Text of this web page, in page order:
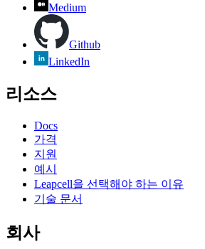
Medium
Github
LinkedIn
리소스
Docs
가격
지원
예시
Leapcell을 선택해야 하는 이유
기술 문서
회사